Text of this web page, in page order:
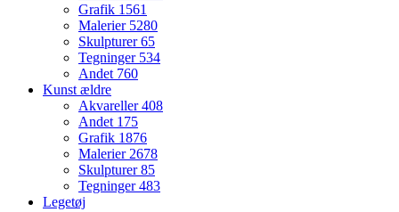
Grafik 1561
Malerier 5280
Skulpturer65
Tegninger 534
Andet 760
Kunst ældre
Akvareller408
Andet 175
Grafik 1876
Malerier 2678
Skulpturer85
Tegninger483
Legetøj